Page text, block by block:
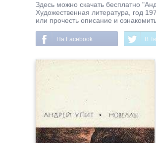
Здесь можно скачать бесплатно
Художественная литература, год
или прочесть описание и
На Facebook В